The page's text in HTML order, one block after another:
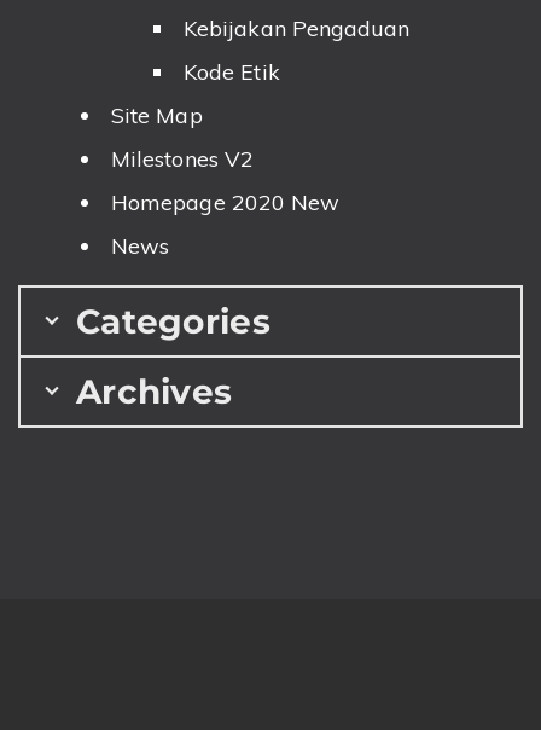
Kebijakan Pengaduan
Kode Etik
Site Map
Milestones V2
Homepage 2020 New
News
Categories
Archives